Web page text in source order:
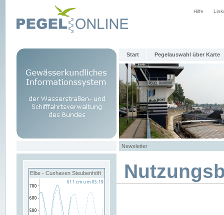
Hilfe
Start Pegelauswahl über Karte
Newsletter
Elbe - Cuxhaven Steubenhöft